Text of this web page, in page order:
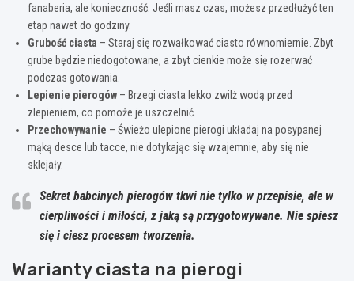
fanaberia, ale konieczność. Jeśli masz czas, możesz przedłużyć ten
etap nawet do godziny.
Grubość ciasta – Staraj się rozwałkować ciasto równomiernie. Zbyt
grube będzie niedogotowane, a zbyt cienkie może się rozerwać
podczas gotowania.
Lepienie pierogów – Brzegi ciasta lekko zwilż wodą przed
zlepieniem, co pomoże je uszczelnić.
Przechowywanie – Świeżo ulepione pierogi układaj na posypanej
mąką desce lub tacce, nie dotykając się wzajemnie, aby się nie
sklejały.
Sekret babcinych pierogów tkwi nie tylko w przepisie, ale w
cierpliwości i miłości, z jaką są przygotowywane. Nie spiesz
się i ciesz procesem tworzenia.
Warianty ciasta na pierogi